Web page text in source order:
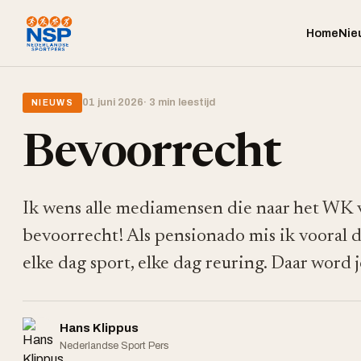
Home
NIEUWS 01 juni 2026· 3 min leestijd
Bevoorrecht
Ik wens alle mediamensen die naar het
bevoorrecht! Als pensionado mis ik vooral
elke dag sport, elke dag reuring. Daar
Hans Klippus
Nederlandse Sport Pers